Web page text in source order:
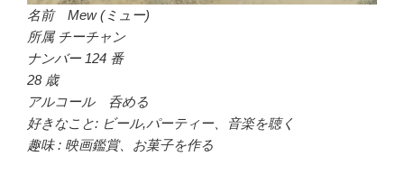
名前 Mew (ミュー)
所属 チーチャン
ナンバー 124 番
28 歳
アルコール 呑める
好きなこと: ビール,パーティー、音楽を聴く
趣味 : 映画鑑賞、お菓子を作る